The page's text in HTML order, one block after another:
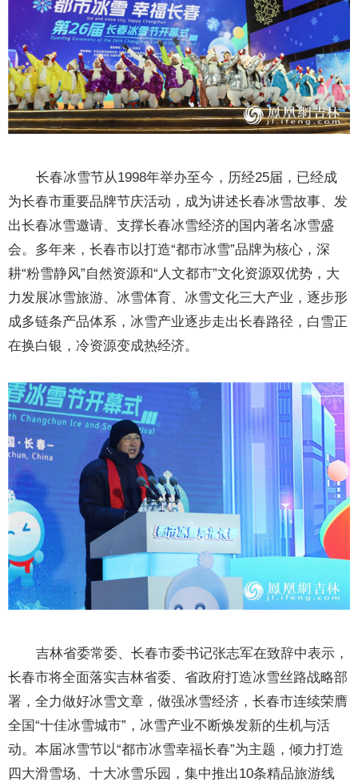
长春冰雪节从1998年举办至今，历经25届，已经成
为长春市重要品牌节庆活动，成为讲述长春冰雪故事、发
出长春冰雪邀请、支撑长春冰雪经济的国内著名冰雪盛
会。多年来，长春市以打造“都市冰雪”品牌为核心，深
耕“粉雪静风”自然资源和“人文都市”文化资源双优势，大
力发展冰雪旅游、冰雪体育、冰雪文化三大产业，逐步形
成多链条产品体系，冰雪产业逐步走出长春路径，白雪正
在换白银，冷资源变成热经济。
吉林省委常委、长春市委书记张志军在致辞中表示，
长春市将全面落实吉林省委、省政府打造冰雪丝路战略部
署，全力做好冰雪文章，做强冰雪经济，长春市连续荣膺
全国“十佳冰雪城市”，冰雪产业不断焕发新的生机与活
动。本届冰雪节以“都市冰雪幸福长春”为主题，倾力打造
四大滑雪场、十大冰雪乐园，集中推出10条精品旅游线